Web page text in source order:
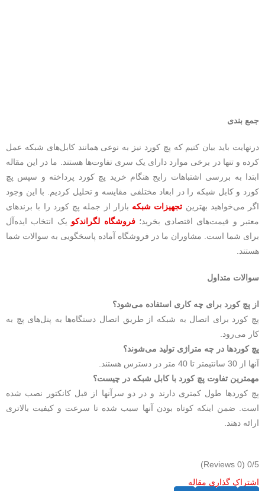
جمع بندی
درنهایت باید بیان کنیم که پچ کورد نیز به نوعی همانند کابل‌های شبکه عمل
کرده و تنها در برخی موارد دارای یک سری تفاوت‌ها هستند‌. ما در این مقاله
ابتدا به بررسی اشتباهات رایج هنگام خرید پچ کورد پرداخته و سپس پچ
کورد و کابل شبکه را در ابعاد مختلفی مقایسه و تحلیل کردیم. با این وجود
اگر می‌خواهید بهترین تجهیزات شبکه بازار از جمله پچ کورد را با برندهای
معتبر و قیمت‌های اقتصادی بخرید؛فروشگاه لگراندکو یک انتخاب ایده‌آل
برای شما است. مشاوران ما در فروشگاه آماده پاسخگویی به سوالات شما
هستند.
سوالات متداول
از پچ کورد برای چه کاری استفاده می‌شود؟
پچ کورد برای اتصال به شبکه از طریق اتصال دستگاه‌ها به پنل‌های پچ به
کار می‌رود.
پچ کوردها در چه متراژی تولید می‌شوند؟
آنها از 30 سانتیمتر تا 40 متر در دسترس هستند.
مهمترین تفاوت پچ کورد با کابل شبکه در چیست؟
پچ کوردها طول کمتری دارند و در دو سرآنها از قبل کانکتور نصب شده
است. ضمن‌ اینکه کوتاه بودن آنها سبب شده تا سرعت و کیفیت بالاتری
ارائه دهند.
0/5
(0 Reviews)
اشتراک گذاری مقاله